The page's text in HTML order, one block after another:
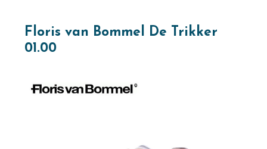
Floris van Bommel De Trikker
01.00